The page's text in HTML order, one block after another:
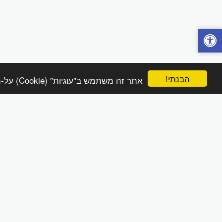
הבנתי! אתר זה משתמש ב"עוגיות" (Cookie) על-מנת להבטיח שתהנה מהחוויה הטובה ביותר באתר שלך.